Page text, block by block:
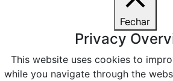
Fechar
Privacy
This website uses cookies to
while you navigate through the